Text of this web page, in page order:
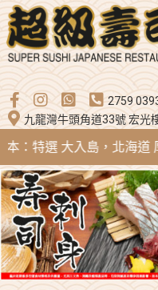
2759
九龍灣牛頭角道33號 宏光
：特選 大入島，北海道